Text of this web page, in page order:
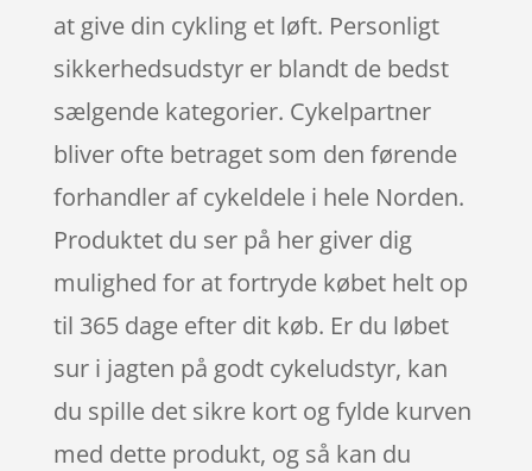
at give din cykling et løft. Personligt
sikkerhedsudstyr er blandt de bedst
sælgende kategorier. Cykelpartner
bliver ofte betraget som den førende
forhandler af cykeldele i hele Norden.
Produktet du ser på her giver dig
mulighed for at fortryde købet helt op
til 365 dage efter dit køb. Er du løbet
sur i jagten på godt cykeludstyr, kan
du spille det sikre kort og fylde kurven
med dette produkt, og så kan du